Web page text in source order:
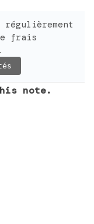
frais
note.